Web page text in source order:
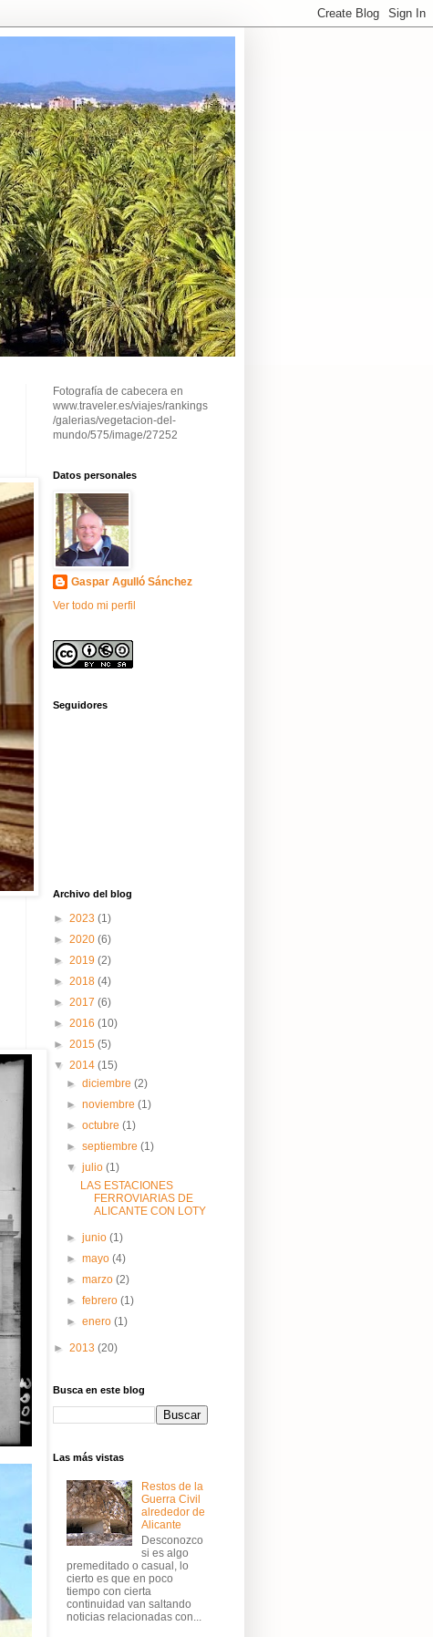
Fotografía de cabecera en
www.traveler.es/viajes/rankings
/galerias/vegetacion-del-
mundo/575/image/27252
Datos personales
Gaspar Agulló Sánchez
Ver todo mi perfil
Seguidores
Archivo del blog
► 2023 (1)
► 2020 (6)
► 2019 (2)
► 2018 (4)
► 2017 (6)
► 2016 (10)
► 2015 (5)
▼ 2014 (15)
►diciembre(2)
►noviembre(1)
►octubre(1)
►septiembre(1)
▼julio(1)
LAS ESTACIONES
FERROVIARIAS DE
ALICANTE CON LOTY
►junio(1)
►mayo(4)
►marzo(2)
►febrero(1)
►enero(1)
► 2013 (20)
Busca en este blog
Las más vistas
Restos de la
Guerra Civil
alrededor de
Alicante
Desconozco
si es algo
premeditado o casual, lo
cierto es que en poco
tiempo con cierta
continuidad van saltando
noticias relacionadas con...